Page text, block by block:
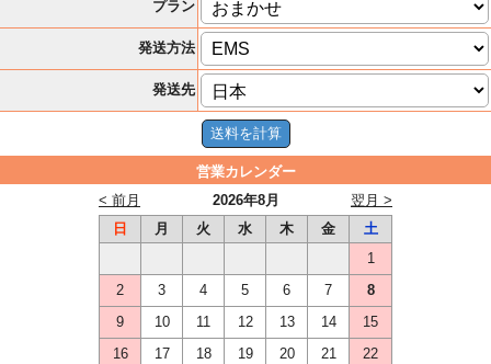
プラン
発送方法
発送先
営業カレンダー
2026年8月
< 前月
翌月 >
日
月 火 水 木 金
土
1
2
3 4 5 6 7
8
9
10 11 12 13 14
15
16
17 18 19 20 21
22